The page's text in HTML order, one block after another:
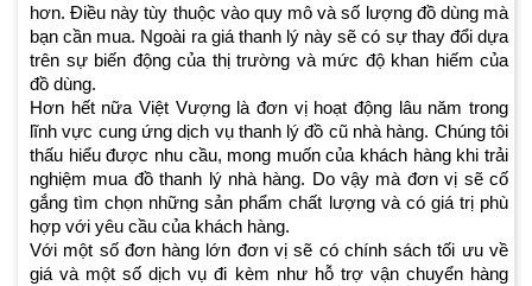
hơn. Điều này tùy thuộc vào quy mô và số lượng đồ dùng mà
bạn cần mua. Ngoài ra giá thanh lý này sẽ có sự thay đổi dựa
trên sự biến động của thị trường và mức độ khan hiếm của
đồ dùng.
Hơn hết nữa Việt Vượng là đơn vị hoạt động lâu năm trong
lĩnh vực cung ứng dịch vụ thanh lý đồ cũ nhà hàng. Chúng tôi
thấu hiểu được nhu cầu, mong muốn của khách hàng khi trải
nghiệm mua đồ thanh lý nhà hàng. Do vậy mà đơn vị sẽ cố
gắng tìm chọn những sản phẩm chất lượng và có giá trị phù
hợp với yêu cầu của khách hàng.
Với một số đơn hàng lớn đơn vị sẽ có chính sách tối ưu về
giá và một số dịch vụ đi kèm như hỗ trợ vận chuyển hàng